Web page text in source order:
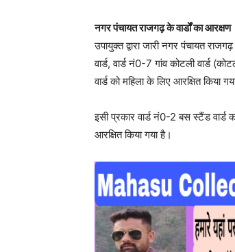
नगर पंचायत राजगढ़ के वार्डों का आरक्षण
उपायुक्त द्वारा जारी नगर पंचायत
वार्ड, वार्ड नं0-7 गांव कोटली वार्ड
वार्ड को महिला के लिए आरक्षित किया
इसी प्रकार वार्ड नं0-2 बस स्टैंड वार्ड
आरक्षित किया गया है।